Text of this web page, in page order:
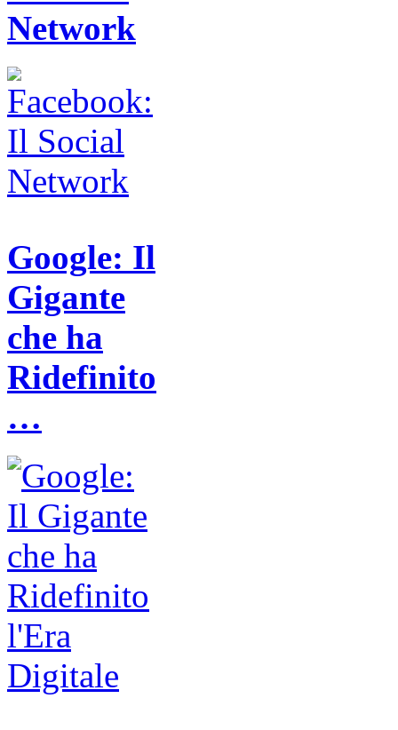
Network
Google: Il
Gigante
che ha
Ridefinito
…